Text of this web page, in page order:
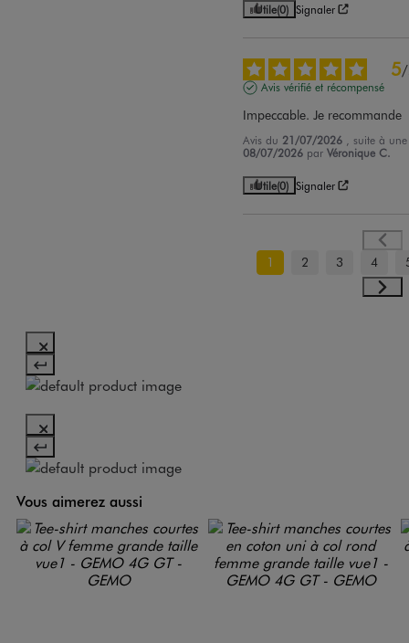
Utile(0) Signaler
5/
Avis vérifié et récompensé
Impeccable. Je recommande
Avis du 21/07/2026
, suite à
08/07/2026 parVéronique C.
Utile(0) Signaler
1 2 3 4
Vous aimerez aussi